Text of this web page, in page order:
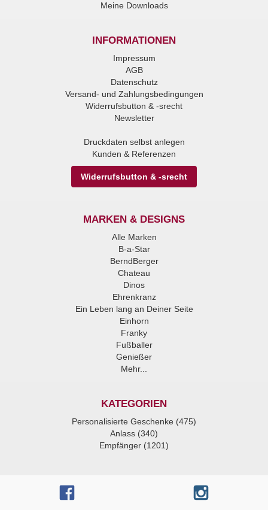
Meine Downloads
INFORMATIONEN
Impressum
AGB
Datenschutz
Versand- und Zahlungsbedingungen
Widerrufsbutton & -srecht
Newsletter
Druckdaten selbst anlegen
Kunden & Referenzen
Widerrufsbutton & -srecht
MARKEN & DESIGNS
Alle Marken
B-a-Star
BerndBerger
Chateau
Dinos
Ehrenkranz
Ein Leben lang an Deiner Seite
Einhorn
Franky
Fußballer
Genießer
Mehr...
KATEGORIEN
Personalisierte Geschenke (475)
Anlass (340)
Empfänger (1201)